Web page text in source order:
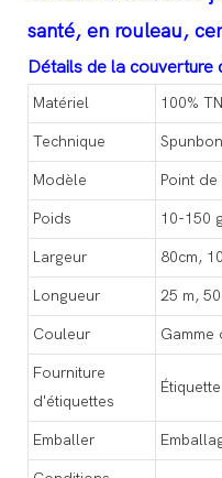
santé, en rouleau,
Détails de la couverture
Matériel 100%
Technique
Modèle Point de
Poids 10-150
Largeur 80cm,
Longueur 25 m,
Couleur Gamme
Fourniture
d'étiquettes
Emballer